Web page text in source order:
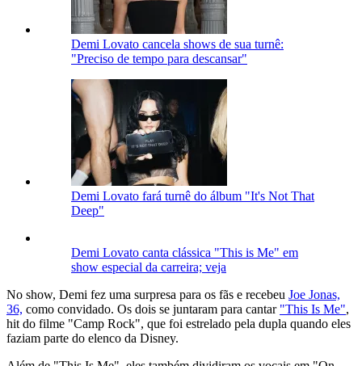
Demi Lovato cancela shows de sua turnê:
"Preciso de tempo para descansar"
Demi Lovato fará turnê do álbum "It's Not That
Deep"
Demi Lovato canta clássica "This is Me" em
show especial da carreira; veja
No show, Demi fez uma surpresa para os fãs e recebeu Joe Jonas,
36, como convidado. Os dois se juntaram para cantar "This Is Me",
hit do filme "Camp Rock", que foi estrelado pela dupla quando eles
faziam parte do elenco da Disney.